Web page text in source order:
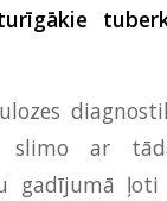
ar
gadījumā ļoti